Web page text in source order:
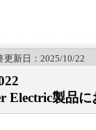
新日：2025/10/22
Electric製品